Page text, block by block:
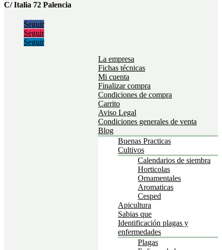
C/ Italia 72 Palencia
Seguir
Seguir
Seguir
La empresa
Fichas técnicas
Mi cuenta
Finalizar compra
Condiciones de compra
Carrito
Aviso Legal
Condiciones generales de venta
Blog
Buenas Practicas
Cultivos
Calendarios de siembra
Horticolas
Ornamentales
Aromaticas
Cesped
Apicultura
Sabias que
Identificación plagas y
enfermedades
Plagas